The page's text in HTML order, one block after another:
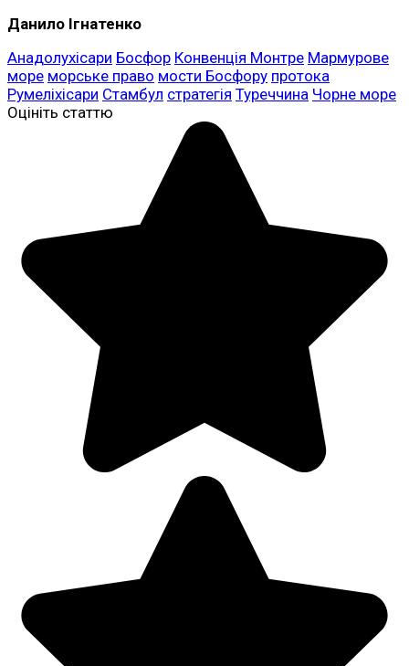
Данило Ігнатенко
Анадолухісари Босфор Конвенція Монтре Мармурове
море морське право мости Босфору протока
Румеліхісари Стамбул стратегія Туреччина Чорне море
Оцініть статтю